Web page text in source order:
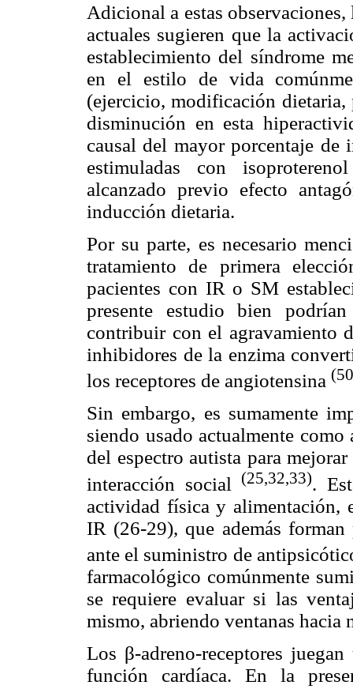
Adicional a estas
actuales sugieren que la
establecimiento del síndrome
en el estilo de vida
(ejercicio, modificación dietaria,
disminución en esta
causal del mayor porcentaje de
estimuladas con
alcanzado previo efecto
inducción dietaria.
Por su parte, es necesario
tratamiento de primera
pacientes con IR o SM
presente estudio bien
contribuir con el agravamiento
inhibidores de la enzima
los receptores de angiotensina
Sin embargo, es sumamente
siendo usado actualmente
del espectro autista para
interacción social
(25,32,33).
actividad física y alimentación,
IR (26-29), que además
ante el suministro de
farmacológico comúnmente
se requiere evaluar si las
mismo, abriendo ventanas hacia
Los β-adreno-receptores
función cardíaca. En la